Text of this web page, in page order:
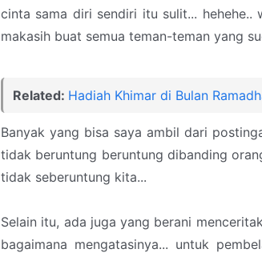
cinta sama diri sendiri itu sulit... hehehe..
makasih buat semua teman-teman yang
Related: Hadiah Khimar di Bulan
Banyak yang bisa saya ambil dari
tidak beruntung beruntung dibanding
tidak seberuntung kita...
Selain itu, ada juga yang berani
bagaimana mengatasinya... untuk